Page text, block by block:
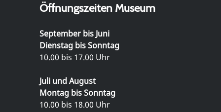
Öffnungszeiten Museum
September bis Juni
Dienstag bis Sonntag
10.00 bis 17.00 Uhr
Juli und August
Montag bis Sonntag
10.00 bis 18.00 Uhr